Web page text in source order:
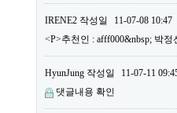
IRENE2 작성일
11-07-08 10:47
<P>추천인 : afff000&nbsp; 박
HyunJung 작성일
11-07-11
댓글내용 확인